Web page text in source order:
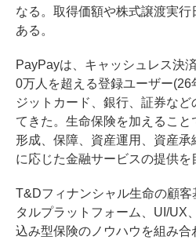
なる。取得価額や株式譲渡実
ある。
PayPayは、キャッシュレス決
0万人を超える登録ユーザー(26
ジットカード、銀行、証券な
てきた。生命保険を加えるこ
形成、保障、資産運用、資産
に応じた金融サービスの提供を
T&Dフィナンシャル生命の顧
タルプラットフォーム、UI/UX
込み型保険のノウハウを組み